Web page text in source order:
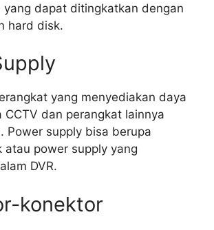
yang dapat ditingkatkan dengan
hard disk.
yang menyediakan daya
CCTV dan perangkat lainnya
Power supply bisa berupa
atau power supply yang
DVR.
konektor